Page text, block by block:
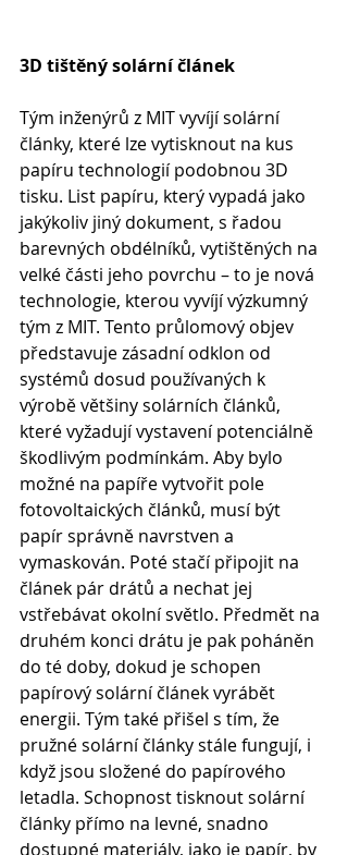
3D tištěný solární článek
Tým inženýrů z MIT vyvíjí solární
články, které lze vytisknout na kus
papíru technologií podobnou 3D
tisku. List papíru, který vypadá jako
jakýkoliv jiný dokument, s řadou
barevných obdélníků, vytištěných na
velké části jeho povrchu – to je nová
technologie, kterou vyvíjí výzkumný
tým z MIT. Tento průlomový objev
představuje zásadní odklon od
systémů dosud používaných k
výrobě většiny solárních článků,
které vyžadují vystavení potenciálně
škodlivým podmínkám. Aby bylo
možné na papíře vytvořit pole
fotovoltaických článků, musí být
papír správně navrstven a
vymaskován. Poté stačí připojit na
článek pár drátů a nechat jej
vstřebávat okolní světlo. Předmět na
druhém konci drátu je pak poháněn
do té doby, dokud je schopen
papírový solární článek vyrábět
energii. Tým také přišel s tím, že
pružné solární články stále fungují, i
když jsou složené do papírového
letadla. Schopnost tisknout solární
články přímo na levné, snadno
dostupné materiály, jako je papír, by